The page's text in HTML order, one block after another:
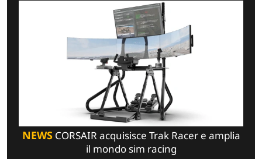
NEWSCORSAIR acquisisce Trak Racer e amplia
il mondo sim racing